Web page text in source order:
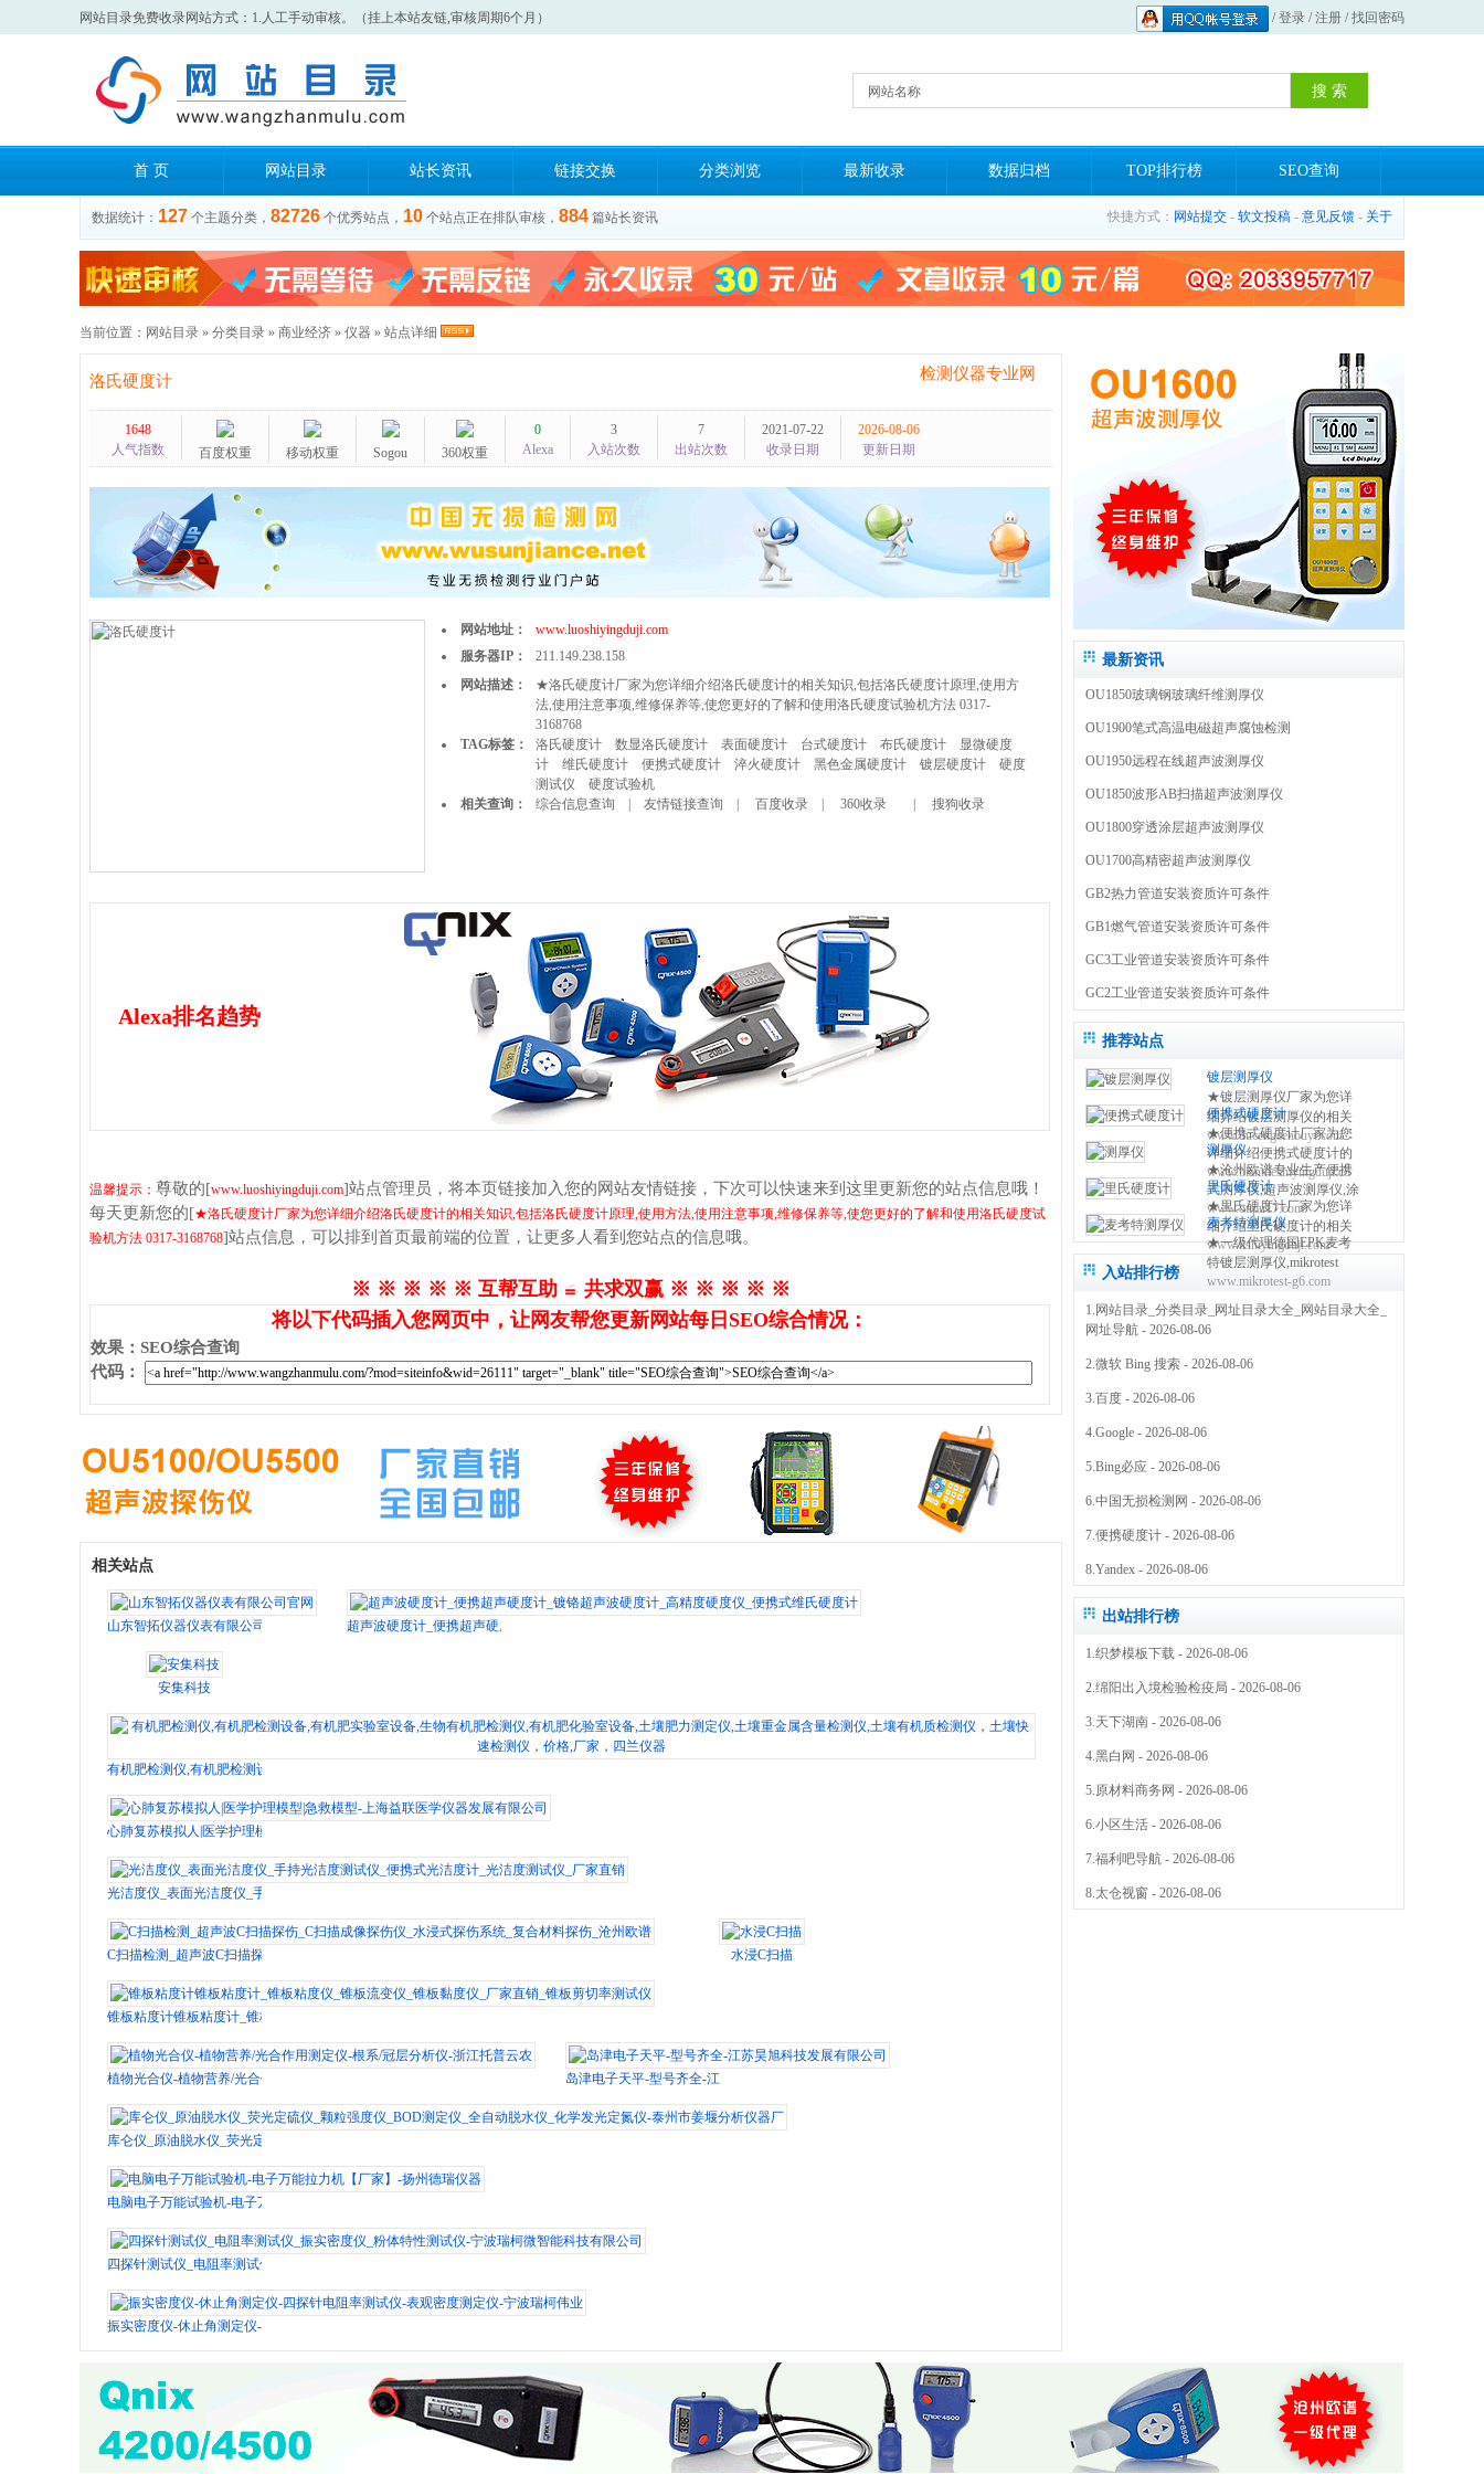
网站目录免费收录网站方式：1.人工手动审核。（挂上本站友链,审核周期6个月） /登录 /注册 /找回密码
网站名称
首 页 网站目录 站长资讯 链接交换 分类浏览 最新收录 数据归档 TOP排行榜 SEO查询
数据统计： 127 个主题分类， 82726 个优秀站点， 10 个站点正在排队审核， 884 篇站长资讯 快捷方式： 网站提交 - 软文投稿 - 意见反馈 - 关于
当前位置： 网站目录 » 分类目录 » 商业经济 » 仪器 » 站点详细
检测仪器专业网
洛氏硬度计
1648
人气指数
百度权重 移动权重 Sogou 360权重
0
Alexa
3
入站次数
7
出站次数
2021-07-22
收录日期
2026-08-06
更新日期
网站地址：
www.luoshiyingduji.com
服务器IP：
211.149.238.158
网站描述：
★洛氏硬度计厂家为您详细介绍洛氏硬度计的相关知识,包括洛氏硬度计原理,使用方
法,使用注意事项,维修保养等,使您更好的了解和使用洛氏硬度试验机方法 0317-
3168768
TAG标签：
洛氏硬度计 数显洛氏硬度计 表面硬度计 台式硬度计 布氏硬度计
显微硬度
计
维氏硬度计 便携式硬度计 淬火硬度计 黑色金属硬度计 镀层硬度计
硬度
测试仪
硬度试验机
相关查询：
综合信息查询 友情链接查询 百度收录 360收录 搜狗收录
Alexa排名趋势
温馨提示： 尊敬的[www.luoshiyingduji.com]站点管理员，将本页链接加入您的网站友情链接，下次可以快速来到这里更新您的站点信息哦！
每天更新您的[★洛氏硬度计厂家为您详细介绍洛氏硬度计的相关知识,包括洛氏硬度计原理,使用方法,使用注意事项,维修保养等,使您更好的了解和使用洛氏硬度试
验机方法 0317-3168768]站点信息，可以排到首页最前端的位置，让更多人看到您站点的信息哦。
※ ※ ※ ※ ※ 互帮互助 ≌ 共求双赢 ※ ※ ※ ※ ※
将以下代码插入您网页中，让网友帮您更新网站每日SEO综合情况：
效果 ： SEO综合查询
代码 ：
相关站点
山东智拓仪器仪表有限公司官网 超声波硬度计_便携超声硬度计_镀铬超声波硬度计_高精度硬度仪_便携式维氏硬度计
安集科技
有机肥检测仪,有机肥检测设备,有机肥实验室设备,生物有机肥检测仪,有机肥化验室设备,土壤肥力测定仪,土壤重金属含量检测仪,土壤有机质检测仪，土壤快速检测仪，价格,厂家，四兰仪器
心肺复苏模拟人|医学护理模型|急救模型-上海益联医学仪器发展有限公司
光洁度仪_表面光洁度仪_手持光洁度测试仪_便携式光洁度计_光洁度测试仪_厂家直销
C扫描检测_超声波C扫描探伤_C扫描成像探伤仪_水浸式探伤系统_复合材料探伤_沧州欧谱 水浸C扫描
锥板粘度计锥板粘度计_锥板粘度仪_锥板流变仪_锥板黏度仪_厂家直销_锥板剪切率测试仪
植物光合仪-植物营养/光合作用测定仪-根系/冠层分析仪-浙江托普云农 岛津电子天平-型号齐全-江苏昊旭科技发展有限公司
库仑仪_原油脱水仪_荧光定硫仪_颗粒强度仪_BOD测定仪_全自动脱水仪_化学发光定氮仪-泰州市姜堰分析仪器厂
电脑电子万能试验机-电子万能拉力机【厂家】-扬州德瑞仪器
四探针测试仪_电阻率测试仪_振实密度仪_粉体特性测试仪-宁波瑞柯微智能科技有限公司
振实密度仪-休止角测定仪-四探针电阻率测试仪-表观密度测定仪-宁波瑞柯伟业
最新资讯
OU1850玻璃钢玻璃纤维测厚仪
OU1900笔式高温电磁超声腐蚀检测
OU1950远程在线超声波测厚仪
OU1850波形AB扫描超声波测厚仪
OU1800穿透涂层超声波测厚仪
OU1700高精密超声波测厚仪
GB2热力管道安装资质许可条件
GB1燃气管道安装资质许可条件
GC3工业管道安装资质许可条件
GC2工业管道安装资质许可条件
推荐站点
镀层测厚仪
★镀层测厚仪厂家为您详
细介绍镀层测厚仪的相关
知识,包括镀层测厚仪原理,
使用方法,使用注意事项,维
修保养等,使您更好的了解
和使用镀层测试仪 0317-
3038768
www.ducengcehouyi.com
便携式硬度计
★便携式硬度计厂家为您
详细介绍便携式硬度计的
相关知识,包括便携式硬度
计原理,使用方法,使用注意
事项,维修保养等,使您更好
的了解和使用便携式硬度
仪方法 0317-3038768
www.bianxieshiyingduji.com
测厚仪
★沧州欧谱专业生产便携
式测厚仪,超声波测厚仪,涂
镀层测厚仪,里氏硬度计,超
声波探伤仪,测厚仪价格,粗
糙度仪,电火花检测仪,附着
力测试仪,免费保修三年
0317-3038768
www.oupu17.com
里氏硬度计
★里氏硬度计厂家为您详
细介绍里氏硬度计的相关
知识,包括里氏硬度计原理,
使用方法,使用注意事项,维
修保养等,使您更好的了解
和使用里氏硬度测量仪
0317-3038768
www.lishiyingduji.com
麦考特测厚仪
★一级代理德国EPK麦考
特镀层测厚仪,mikrotest
g6,f6等多种型号的测厚
仪,NIFE50电镀镍测厚仪,
机械式锌层测厚仪,指针型
www.mikrotest-g6.com
入站排行榜
1. 网站目录_分类目录_网址目录大全_网站目录大全_
网址导航 - 2026-08-06
2.微软 Bing 搜索 - 2026-08-06
3.百度 - 2026-08-06
4.Google - 2026-08-06
5.Bing必应 - 2026-08-06
6.中国无损检测网 - 2026-08-06
7.便携硬度计 - 2026-08-06
8.Yandex - 2026-08-06
出站排行榜
1.织梦模板下载 - 2026-08-06
2.绵阳出入境检验检疫局 - 2026-08-06
3.天下湖南 - 2026-08-06
4.黑白网 - 2026-08-06
5.原材料商务网 - 2026-08-06
6.小区生活 - 2026-08-06
7.福利吧导航 - 2026-08-06
8.太仓视窗 - 2026-08-06